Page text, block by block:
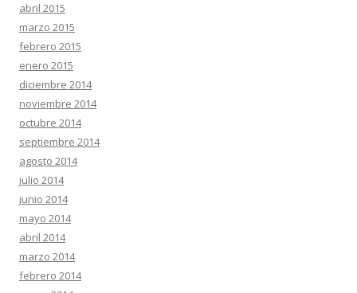
abril 2015
marzo 2015
febrero 2015
enero 2015
diciembre 2014
noviembre 2014
octubre 2014
septiembre 2014
agosto 2014
julio 2014
junio 2014
mayo 2014
abril 2014
marzo 2014
febrero 2014